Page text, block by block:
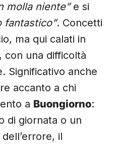
molla niente”e si
fantastico”. Concetti
ma qui calati in
con una difficoltà
Significativo anche
accanto a chi
a Buongiorno:
di giornata o un
il